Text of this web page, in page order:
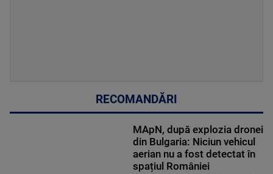
RECOMANDĂRI
MApN, după explozia dronei
din Bulgaria: Niciun vehicul
aerian nu a fost detectat în
spațiul României